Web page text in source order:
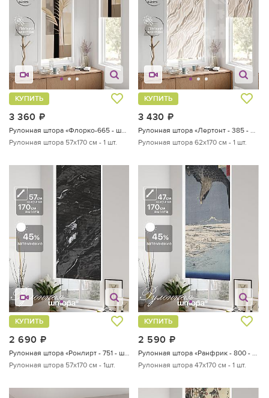
3 360
КУПИТЬ
Рулонная штора «Флорко-665 - ширина 57 см, длина 170 см.»
Рулонная штора 57х170 см - 1 шт.
3 430
КУПИТЬ
Рулонная штора «Лертонт - 385 - ширина 62 см»
Рулонная штора 62х170 см - 1 шт.
2 690
КУПИТЬ
Рулонная штора «Ронлирт - 751 - ширина 57 см»
Рулонная штора 57х170 см - 1шт.
2 590
КУПИТЬ
Рулонная штора «Ранфрик - 800 - ширина 47 см»
Рулонная штора 47х170 см - 1 шт.